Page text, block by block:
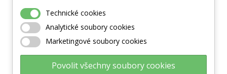
Technické cookies
Analytické soubory cookies
Marketingové soubory cookies
Povolit všechny soubory cookies